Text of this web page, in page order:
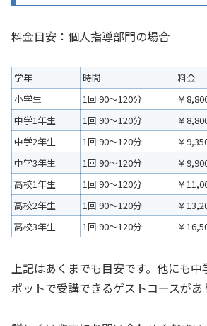
料金目安：個人指導部門の場合
学年 時間
料金
小学生
1回 90～120分
￥
中学1年生
1回 90～120分
￥
中学2年生
1回 90～120分 ￥
中学3年生
1回 90～120分
￥
高校1年生
1回 90～120分
￥
高校2年生
1回 90～120分
￥
高校3年生
1回 90～120分 ￥
上記はあくまでも目安です。他にも中
ポットで受講できるゲストコースがあ